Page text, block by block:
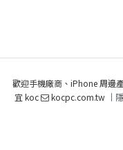
歡迎手機廠商、iPhone 周邊
宜 koc
kocpc.com.tw ｜